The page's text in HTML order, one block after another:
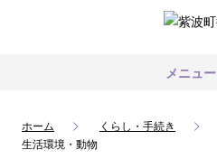
メニュー
ホーム くらし・手続き
生活環境・動物